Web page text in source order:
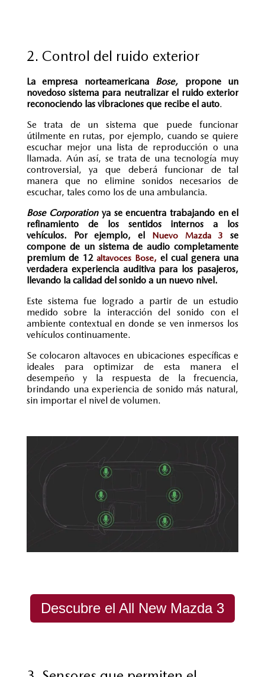
2. Control del ruido exterior
La empresa norteamericanaBose, propone un
novedoso sistema para neutralizar el ruido exterior
reconociendo las vibraciones que recibe el auto.
Se trata de un sistema que puede funcionar
útilmente en rutas, por ejemplo, cuando se quiere
escuchar mejor una lista de reproducción o una
llamada. Aún así, se trata de una tecnología muy
controversial, ya que deberá funcionar de tal
manera que no elimine sonidos necesarios de
escuchar, tales como los de una ambulancia.
Bose Corporationya se encuentra trabajando en el
refinamiento de los sentidos internos a los
vehículos. Por ejemplo, el Nuevo Mazda 3
se
compone de un sistema de audio completamente
premium de 12 altavoces Bose, el cual genera una
verdadera experiencia auditiva para los pasajeros,
llevando la calidad del sonido a un nuevo nivel.
Este sistema fue logrado a partir de un estudio
medido sobre la interacción del sonido con el
ambiente contextual en donde se ven inmersos los
vehículos continuamente.
Se colocaron altavoces en ubicaciones específicas e
ideales para optimizar de esta manera el
desempeño y la respuesta de la frecuencia,
brindando una experiencia de sonido más natural,
sin importar el nivel de volumen.
Descubre el All New Mazda 3